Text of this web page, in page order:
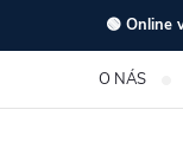
na
🟢 Online
O NÁS